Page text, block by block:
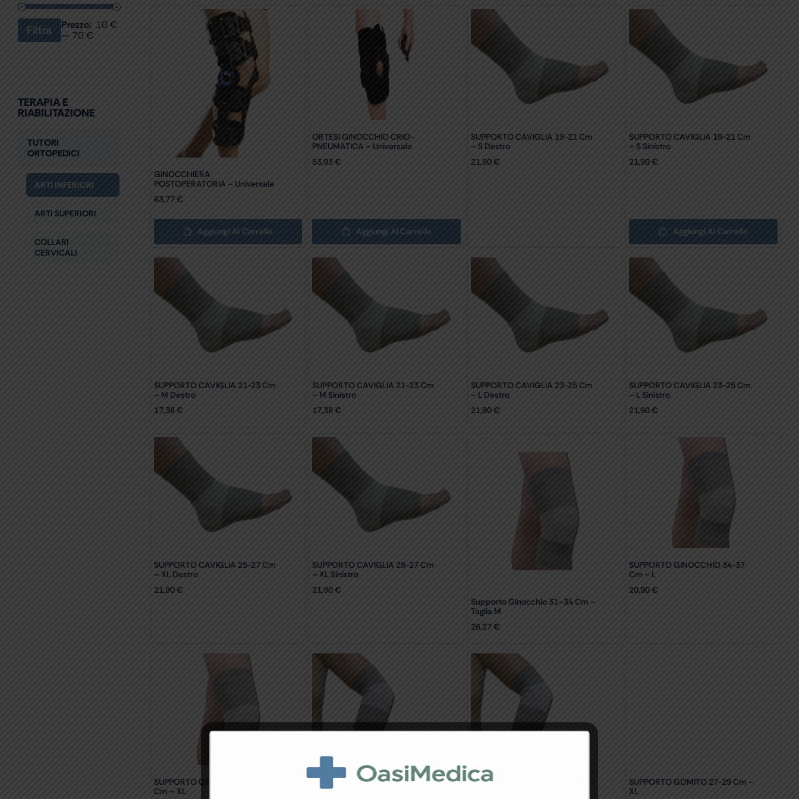
Prezzo
Min
Prezzo
Max
Filtra Prezzo: 10 €
— 70 €
TERAPIA E
RIABILITAZIONE
TUTORI
ORTOPEDICI
ARTI INFERIORI
ARTI SUPERIORI
COLLARI
CERVICALI
GINOCCHIERA
POSTOPERATORIA – Universale
63,77€
Aggiungi Al Carrello
ORTESI GINOCCHIO CRIO-
PNEUMATICA – Universale
53,93€
Aggiungi Al Carrello
SUPPORTO CAVIGLIA 19-21 Cm
– S Destro
21,90€
SUPPORTO CAVIGLIA 19-21 Cm
– S Sinistro
21,90€
Aggiungi Al Carrello
SUPPORTO CAVIGLIA 21-23 Cm
– M Destro
17,38€
SUPPORTO CAVIGLIA 21-23 Cm
– M Sinistro
17,38€
SUPPORTO CAVIGLIA 23-25 Cm
– L Destro
21,90€
SUPPORTO CAVIGLIA 23-25 Cm
– L Sinistro
21,90€
SUPPORTO CAVIGLIA 25-27 Cm
– XL Destro
21,90€
SUPPORTO CAVIGLIA 25-27 Cm
– XL Sinistro
21,90€
Supporto Ginocchio 31–34 Cm –
Taglia M
26,27€
SUPPORTO GINOCCHIO 34-37
Cm – L
20,90€
SUPPORTO GINOCCHIO 37-40
Cm – XL
SUPPORTO GOMITO 23-25 Cm –
M
SUPPORTO GOMITO 25-27 Cm –
SUPPORTO GOMITO 27-29 Cm –
XL